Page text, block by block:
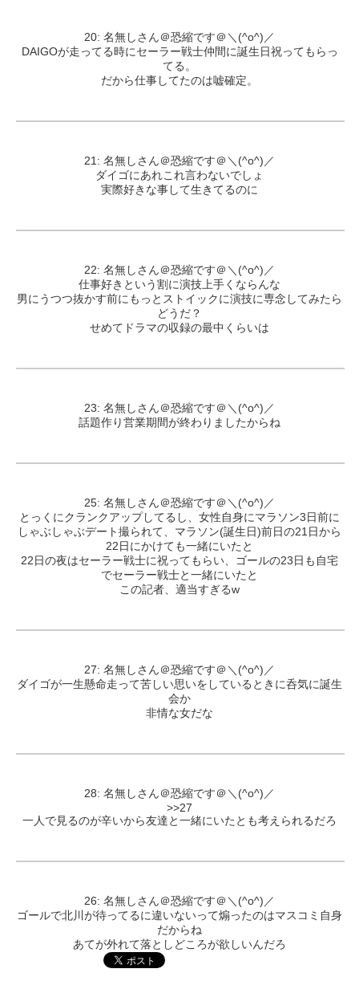
20: 名無しさん＠恐縮です＠＼(^o^)／
DAIGOが走ってる時にセーラー戦士仲間に誕生日祝ってもらっ
てる。
だから仕事してたのは嘘確定。
21: 名無しさん＠恐縮です＠＼(^o^)／
ダイゴにあれこれ言わないでしょ
実際好きな事して生きてるのに
22: 名無しさん＠恐縮です＠＼(^o^)／
仕事好きという割に演技上手くならんな
男にうつつ抜かす前にもっとストイックに演技に専念してみたら
どうだ？
せめてドラマの収録の最中くらいは
23: 名無しさん＠恐縮です＠＼(^o^)／
話題作り営業期間が終わりましたからね
25: 名無しさん＠恐縮です＠＼(^o^)／
とっくにクランクアップしてるし、女性自身にマラソン3日前に
しゃぶしゃぶデート撮られて、マラソン(誕生日)前日の21日から
22日にかけても一緒にいたと
22日の夜はセーラー戦士に祝ってもらい、ゴールの23日も自宅
でセーラー戦士と一緒にいたと
この記者、適当すぎるw
27: 名無しさん＠恐縮です＠＼(^o^)／
ダイゴが一生懸命走って苦しい思いをしているときに呑気に誕生
会か
非情な女だな
28: 名無しさん＠恐縮です＠＼(^o^)／
>>27
一人で見るのが辛いから友達と一緒にいたとも考えられるだろ
26: 名無しさん＠恐縮です＠＼(^o^)／
ゴールで北川が待ってるに違いないって煽ったのはマスコミ自身
だからね
あてが外れて落としどころが欲しいんだろ